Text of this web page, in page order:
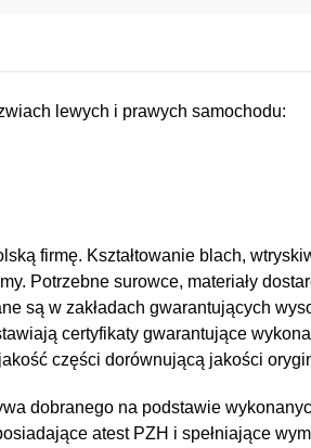
lewych i prawych samochodu:
firmę. Kształtowanie blach,
Potrzebne surowce, materiały
są w zakładach gwarantujących
certyfikaty gwarantujące
części dorównującą jakości
dobranego na podstawie
atest PZH i spełniające